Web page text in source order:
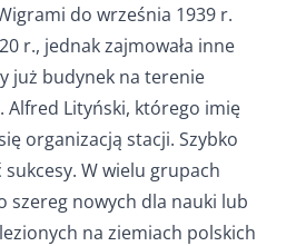
do września 1939 r.
r., jednak zajmowała inne
już budynek na terenie
Alfred Lityński, którego imię
organizacją stacji. Szybko
sukcesy. W wielu grupach
szereg nowych dla nauki lub
na ziemiach polskich